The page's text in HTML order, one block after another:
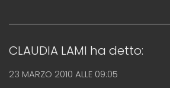
CLAUDIA LAMI ha detto:
23 MARZO 2010 ALLE 09:05